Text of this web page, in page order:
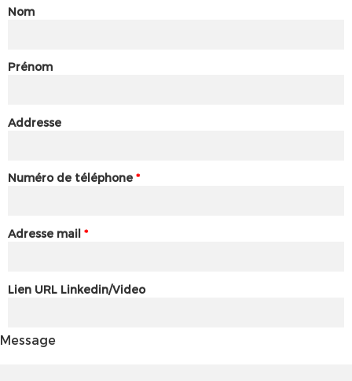
Nom
Prénom
Addresse
Numéro de téléphone *
Adresse mail *
Lien URL Linkedin/Video
Message